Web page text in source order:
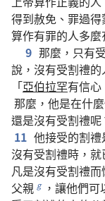
得到赦免 、 罪過得
算作有罪的人多麼
9 那麼 ， 只有受
說 ， 沒有受割禮的
「亞伯拉罕有信心
那麼 ， 他是在什麼
還是沒有受割禮呢
11 他接受的割禮
沒有受割禮時 ， 就
凡是沒有受割禮而
父親 g ， 讓他們可